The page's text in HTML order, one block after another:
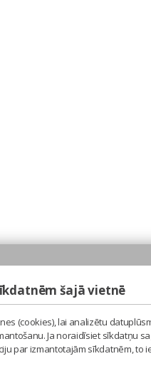
šajā vietnē
(cookies), lai analizētu
Ja noraidīsiet sīkdatņu
par izmantotajām sīkdatnēm,